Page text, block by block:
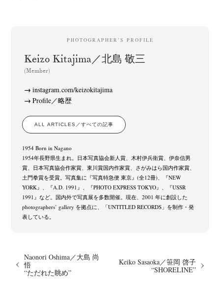
PHOTOGRAPHER’S PROFILE
Keizo Kitajima／北島 敬三
(Member)
instagram.com/keizokitajima
Profile／略歴
ALL ARTICLES／すべての記事
1954 Born in Nagano
1954年長野県生まれ。日本写真協会新人賞、木村伊兵衛賞、伊奈信男
賞、日本写真協会作家賞、東川賞国内作家賞、さがみはら国内作家賞、
土門拳賞を受賞。写真集に『写真特急便 東京』(全12冊)、『NEW
YORK』、『A.D. 1991』、『PHOTO EXPRESS TOKYO』、『USSR
1991』など。国内外で写真展を多数開催。現在、2001 年に創設した
photographers’ gallery を拠点に、「UNTITLED RECORDS」を制作・発
表している。
Naonori Oshima／大島 尚
悟
“ただれた眺め”
Keiko Sasaoka／笹岡 啓子
“SHORELINE”